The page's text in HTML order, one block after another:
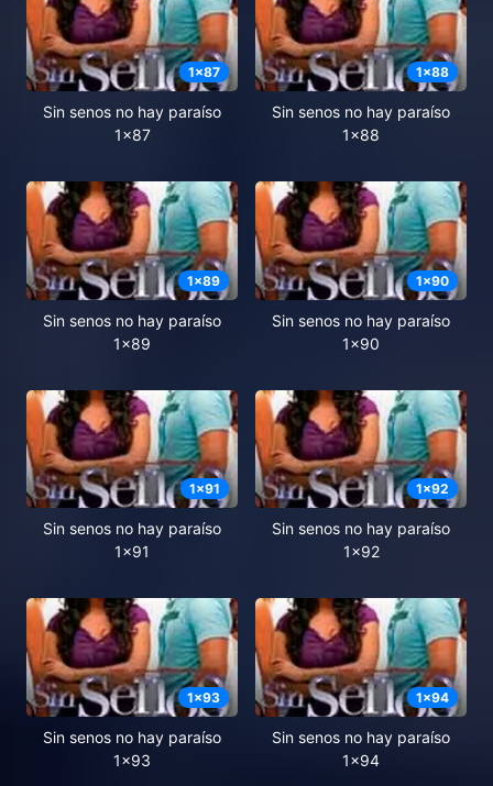
1x87
Sin senos no hay paraíso
1x87
1x88
Sin senos no hay paraíso
1x88
1x89
Sin senos no hay paraíso
1x89
1x90
Sin senos no hay paraíso
1x90
1x91
Sin senos no hay paraíso
1x91
1x92
Sin senos no hay paraíso
1x92
1x93
Sin senos no hay paraíso
1x93
1x94
Sin senos no hay paraíso
1x94